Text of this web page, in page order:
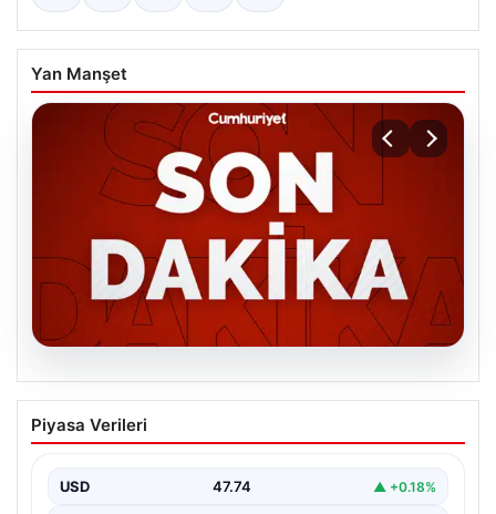
Yan Manşet
06.08.2026
MGK’den 8 maddelik kritik bildiri: Dikkat
çeken ‘Terörsüz Bölge’ vurgusu
Piyasa Verileri
USD 47.74 ▲ +0.18%